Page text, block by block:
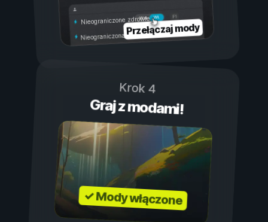
Wł.
Wył.
Nieograniczone zdrowie
Nieograniczona wytrzymałość
Przełączaj mody
Krok 4
Graj z modami!
✓ Mody włączone